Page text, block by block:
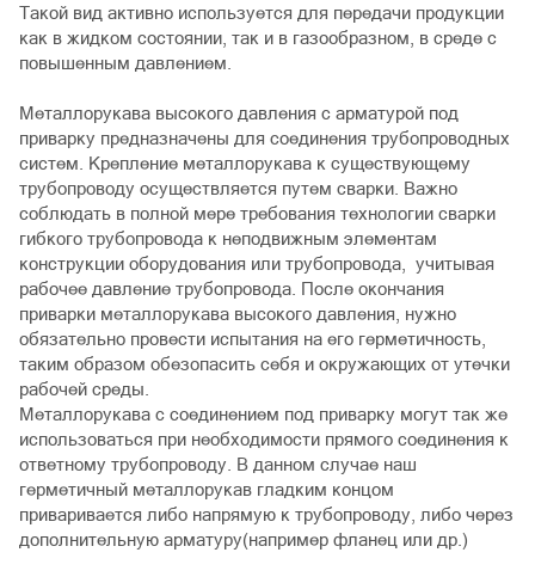
Такой вид активно используется для передачи продукции
как в жидком состоянии, так и в газообразном, в среде с
повышенным давлением.
Металлорукава высокого давления с арматурой под
приварку предназначены для соединения трубопроводных
систем. Крепление металлорукава к существующему
трубопроводу осуществляется путем сварки. Важно
соблюдать в полной мере требования технологии сварки
гибкого трубопровода к неподвижным элементам
конструкции оборудования или трубопровода, учитывая
рабочее давление трубопровода. После окончания
приварки металлорукава высокого давления, нужно
обязательно провести испытания на его герметичность,
таким образом обезопасить себя и окружающих от утечки
рабочей среды.
Металлорукава с соединением под приварку могут так же
использоваться при необходимости прямого соединения к
ответному трубопроводу. В данном случае наш
герметичный металлорукав гладким концом
приваривается либо напрямую к трубопроводу, либо через
дополнительную арматуру(например фланец или др.)